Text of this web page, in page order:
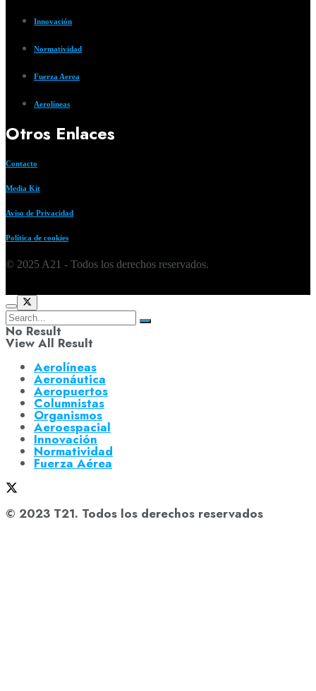
Innovación
Normatividad
Fuerza Aerea
Aerolíneas
Otros Enlaces
Contacto
Media Kit
Aviso de Privacidad
Política de cookies
© 2025 A21 - Todos los derechos reservados.
No Result
View All Result
Aerolíneas
Aeronáutica
Aeropuertos
Columnistas
Organismos
Aeroespacial
Innovación
Normatividad
Fuerza Aérea
© 2023 T21. Todos los derechos reservados